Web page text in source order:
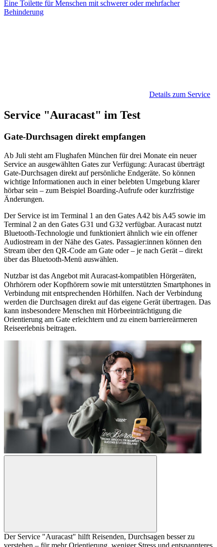
Eine Toilette für Menschen mit schwerer oder mehrfacher
Behinderung
Details zum Service
Service "Auracast" im Test
Gate-Durchsagen direkt empfangen
Ab Juli steht am Flughafen München für drei Monate ein neuer
Service an ausgewählten Gates zur Verfügung: Auracast überträgt
Gate-Durchsagen direkt auf persönliche Endgeräte. So können
wichtige Informationen auch in einer belebten Umgebung klarer
hörbar sein – zum Beispiel Boarding-Aufrufe oder kurzfristige
Änderungen.
Der Service ist im Terminal 1 an den Gates A42 bis A45 sowie im
Terminal 2 an den Gates G31 und G32 verfügbar. Auracast nutzt
Bluetooth-Technologie und funktioniert ähnlich wie ein offener
Audiostream in der Nähe des Gates. Passagier:innen können den
Stream über den QR-Code am Gate oder – je nach Gerät – direkt
über das Bluetooth-Menü auswählen.
Nutzbar ist das Angebot mit Auracast-kompatiblen Hörgeräten,
Ohrhörern oder Kopfhörern sowie mit unterstützten Smartphones in
Verbindung mit entsprechenden Hörhilfen. Nach der Verbindung
werden die Durchsagen direkt auf das eigene Gerät übertragen. Das
kann insbesondere Menschen mit Hörbeeinträchtigung die
Orientierung am Gate erleichtern und zu einem barriereärmeren
Reiseerlebnis beitragen.
Der Service "Auracast" hilft Reisenden, Durchsagen besser zu
verstehen – für mehr Orientierung, weniger Stress und entspannteres